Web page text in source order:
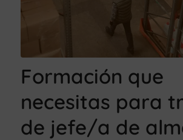
Formación que
necesitas para
de jefe/a de